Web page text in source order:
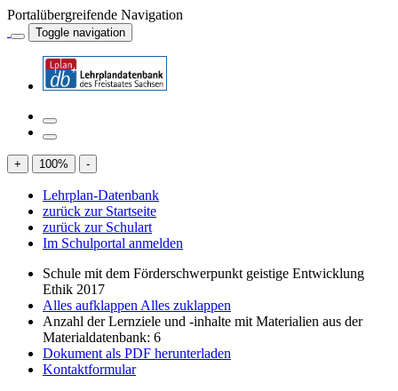
Portalübergreifende Navigation
Toggle navigation
+ 100% -
Lehrplan-Datenbank
zurück zur Startseite
zurück zur Schulart
Im Schulportal anmelden
Schule mit dem Förderschwerpunkt geistige Entwicklung
Ethik 2017
Alles aufklappen Alles zuklappen
Anzahl der Lernziele und -inhalte mit Materialien aus der
Materialdatenbank: 6
Dokument als PDF herunterladen
Kontaktformular